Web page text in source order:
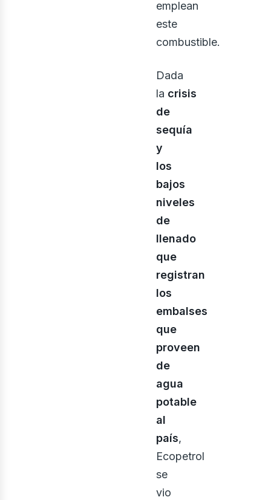
emplean
este
combustible.
Dada
la crisis
de
sequía
y
los
bajos
niveles
de
llenado
que
registran
los
embalses
que
proveen
de
agua
potable
al
país,
Ecopetrol
se
vio